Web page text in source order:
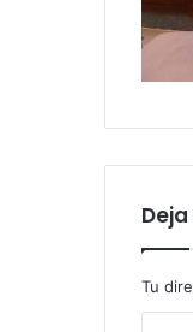
Tu